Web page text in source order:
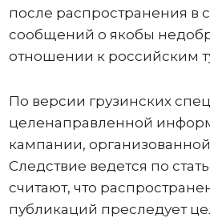
после распространения в
сообщений о якобы
отношении к российским
По версии грузинских
целенаправленной
кампании,
Следствие ведется по
считают, что
публикаций преследует